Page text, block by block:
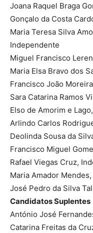
Joana Raquel Braga
Gonçalo da Costa
Maria Teresa Silva
Independente
Miguel Francisco
Maria Elsa Bravo dos
Francisco João
Sara Catarina Ramos
Elso de Amorim e
Arlindo Carlos
Deolinda Sousa da
Francisco Miguel
Rafael Viegas Cruz,
Maria Amador
José Pedro da Silva
Candidatos Suplentes
António José
Catarina Freitas da